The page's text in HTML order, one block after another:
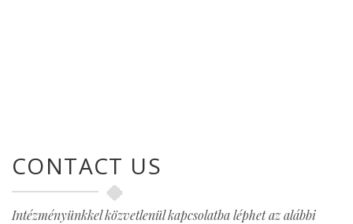
CONTACT US
Intézményünkkel közvetlenül kapcsolatba léphet az alábbi